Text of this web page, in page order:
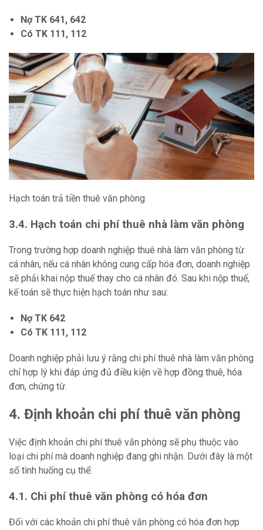
Nợ TK 641, 642
Có TK 111, 112
Hạch toán trả tiền thuê văn phòng
3.4. Hạch toán chi phí thuê nhà làm văn phòng
Trong trường hợp doanh nghiệp thuê nhà làm văn phòng từ
cá nhân, nếu cá nhân không cung cấp hóa đơn, doanh nghiệp
sẽ phải khai nộp thuế thay cho cá nhân đó. Sau khi nộp thuế,
kế toán sẽ thực hiện hạch toán như sau:
Nợ TK 642
Có TK 111, 112
Doanh nghiệp phải lưu ý rằng chi phí thuê nhà làm văn phòng
chỉ hợp lý khi đáp ứng đủ điều kiện về hợp đồng thuê, hóa
đơn, chứng từ.
4. Định khoản chi phí thuê văn phòng
Việc định khoản chi phí thuê văn phòng sẽ phụ thuộc vào
loại chi phí mà doanh nghiệp đang ghi nhận. Dưới đây là một
số tình huống cụ thể:
4.1. Chi phí thuê văn phòng có hóa đơn
Đối với các khoản chi phí thuê văn phòng có hóa đơn hợp